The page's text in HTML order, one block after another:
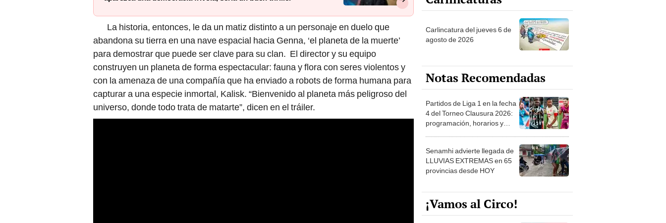
La historia, entonces, le da un matiz distinto a un personaje en duelo que
abandona su tierra en una nave espacial hacia Genna, ‘el planeta de la muerte’
para demostrar que puede ser clave para su clan. El director y su equipo
construyen un planeta de forma espectacular: fauna y flora con seres violentos y
con la amenaza de una compañía que ha enviado a robots de forma humana para
capturar a una especie inmortal, Kalisk. “Bienvenido al planeta más peligroso del
universo, donde todo trata de matarte”, dicen en el tráiler.
Carlincatura del jueves 6 de
agosto de 2026
Notas Recomendadas
Partidos de Liga 1 en la fecha
4 del Torneo Clausura 2026:
programación, horarios y
Senamhi advierte llegada de
LLUVIAS EXTREMAS en 65
provincias desde HOY
¡Vamos al Circo!